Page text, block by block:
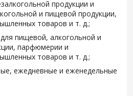
продукции и
и пищевой продукции,
товаров и т. д.;
пищевой, алкогольной и
парфюмерии и
товаров и т. д.;
ежедневные и еженедельные